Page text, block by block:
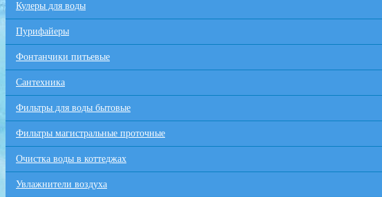
Кулеры для воды
Пурифайеры
Фонтанчики питьевые
Сантехника
Фильтры для воды бытовые
Фильтры магистральные проточные
Очистка воды в коттеджах
Увлажнители воздуха